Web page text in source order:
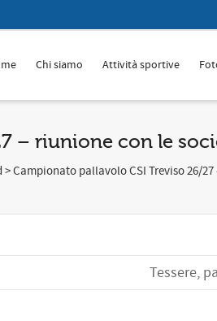
Chi siamo Attività sportive
– riunione con le
>Campionato pallavolo CSI Treviso 26/
Tessere,